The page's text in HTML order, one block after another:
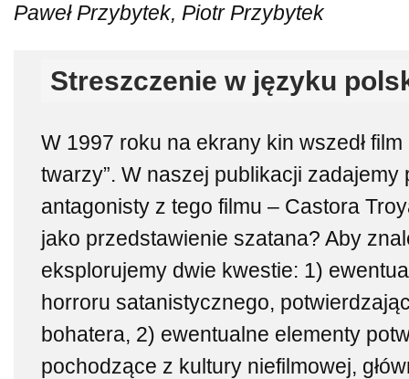
Paweł Przybytek, Piotr Przybytek
Streszczenie w języku
W 1997 roku na ekrany kin wszedł
twarzy”. W naszej publikacji zadajemy
antagonisty z tego filmu – Castora
jako przedstawienie szatana? Aby
eksplorujemy dwie kwestie: 1)
horroru satanistycznego,
bohatera, 2) ewentualne elementy
pochodzące z kultury niefilmowej,